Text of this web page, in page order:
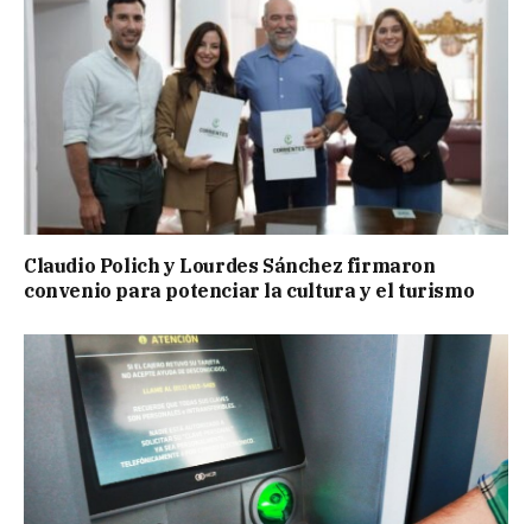
Claudio Polich y Lourdes Sánchez firmaron
convenio para potenciar la cultura y el turismo